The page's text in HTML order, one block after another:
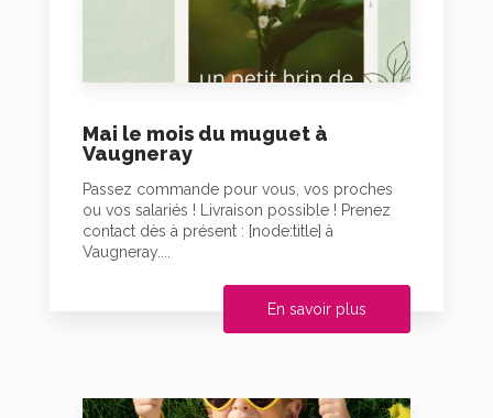
Mai le mois du muguet à
Vaugneray
Passez commande pour vous, vos proches
ou vos salariés ! Livraison possible ! Prenez
contact dès à présent : [node:title] à
Vaugneray....
En savoir plus